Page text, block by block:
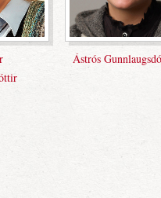
Dögg Harðardóttir